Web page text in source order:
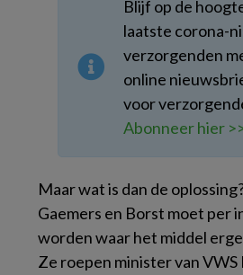
Blijf op de
laatste corona-
verzorgenden
online
voor
Abonneer hier
Maar wat is dan de
Gaemers en Borst moet per
worden waar het middel
Ze roepen minister van VWS